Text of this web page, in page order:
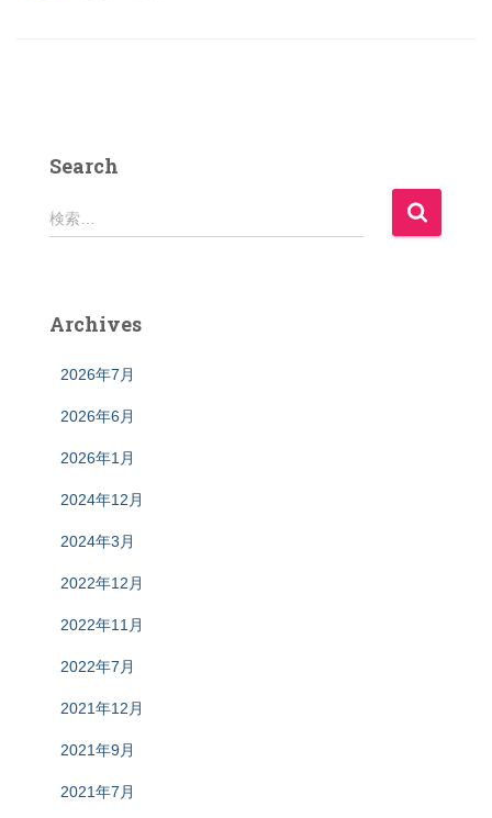
Search
検
索
検索…
Archives
2026年7月
2026年6月
2026年1月
2024年12月
2024年3月
2022年12月
2022年11月
2022年7月
2021年12月
2021年9月
2021年7月